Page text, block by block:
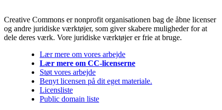
Creative Commons er nonprofit organisationen bag de åbne licenser
og andre juridiske værktøjer, som giver skabere muligheder for at
dele deres værk. Vore juridiske værktøjer er frie at bruge.
Lær mere om vores arbejde
Lær mere om CC-licenserne
Støt vores arbejde
Benyt licensen på dit eget materiale.
Licensliste
Public domain liste